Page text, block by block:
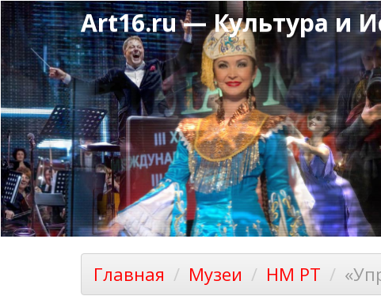
Перейти
к
основному
содержанию
Art16.ru — Культура и
Главная Музеи НМ РТ